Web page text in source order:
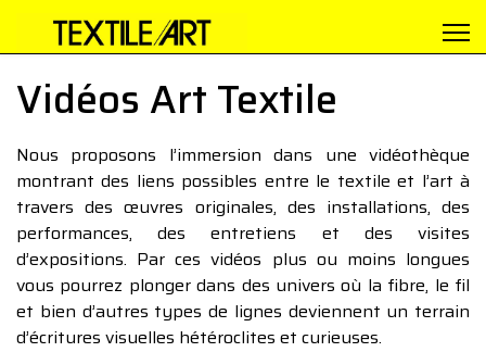
Vidéos Art Textile
Nous proposons l’immersion dans une vidéothèque
montrant des liens possibles entre le textile et l’art à
travers des œuvres originales, des installations, des
performances, des entretiens et des visites
d’expositions. Par ces vidéos plus ou moins longues
vous pourrez plonger dans des univers où la fibre, le fil
et bien d’autres types de lignes deviennent un terrain
d’écritures visuelles hétéroclites et curieuses.